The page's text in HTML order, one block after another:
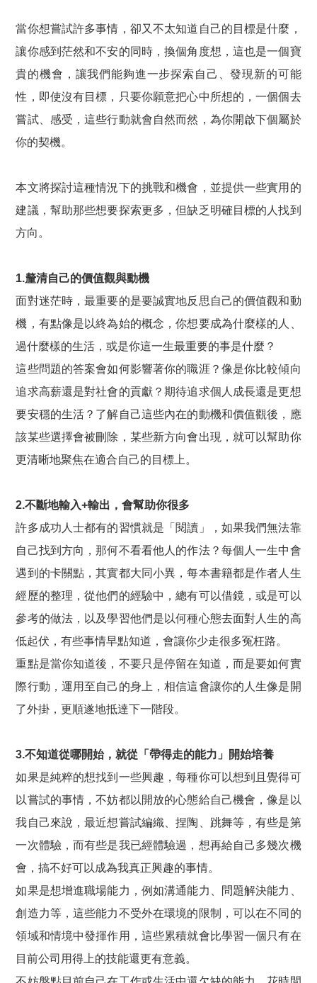
當你想嘗試許多事情，卻又不太知道自己的目標是什麼，
讓你感到茫然和不安的同時，換個角度想，這也是一個寶
貴的機會，讓我們能夠進一步探索自己、發現新的可能
性，即使沒有目標，只要你願意把心中所想的，一個個去
嘗試、感受，這些行動就會自然而然，為你開啟下個屬於
你的契機。
本文將探討這種情況下的挑戰和機會，並提供一些實用的
建議，幫助那些想要探索更多，但缺乏明確目標的人找到
方向。
1.釐清自己的價值觀與動機
面對迷茫時，最重要的是要誠實地反思自己的價值觀和動
機，有點像是以終為始的概念，你想要成為什麼樣的人、
過什麼樣的生活，或是你這一生最重要的事是什麼？
這些問題的答案會如何影響著你的職涯？像是你比較傾向
追求高薪還是對社會的貢獻？期待追求個人成長還是更想
要安穩的生活？了解自己這些內在的動機和價值觀後，應
該某些選擇會被刪除，某些新方向會出現，就可以幫助你
更清晰地聚焦在適合自己的目標上。
2.不斷地輸入+輸出，會幫助你很多
許多成功人士都有的習慣就是「閱讀」，如果我們無法靠
自己找到方向，那何不看看他人的作法？每個人一生中會
遇到的卡關點，其實都大同小異，每本書籍都是作者人生
經歷的整理，從他們的經驗中，總有可以借鏡，或是可以
參考的做法，以及學習他們是以何種心態去面對人生的高
低起伏，有些事情早點知道，會讓你少走很多冤枉路。
重點是當你知道後，不要只是停留在知道，而是要如何實
際行動，運用至自己的身上，相信這會讓你的人生像是開
了外掛，更順遂地抵達下一階段。
3.不知道從哪開始，就從「帶得走的能力」開始培養
如果是純粹的想找到一些興趣，每種你可以想到且覺得可
以嘗試的事情，不妨都以開放的心態給自己機會，像是以
我自己來說，最近想嘗試編織、捏陶、跳舞等，有些是第
一次體驗，而有些是我已經體驗過，想再給自己多幾次機
會，搞不好可以成為我真正興趣的事情。
如果是想增進職場能力，例如溝通能力、問題解決能力、
創造力等，這些能力不受外在環境的限制，可以在不同的
領域和情境中發揮作用，這些累積就會比學習一個只有在
目前公司用得上的技能還更有意義。